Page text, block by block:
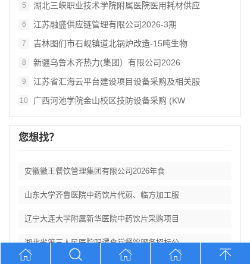
5 湖北三峡职业技术学院附属医院医用耗材供应
6 江苏融盛供应链管理有限公司2026‑3期
7 吉林图们市石岘镇道北锅炉改造‑15吨生物
8 新疆乌鲁木齐热力(集团）有限公司2026
9 江苏省汇海云平台建设项目设备采购及相关服
10 广西河池学院金山校区技防设备采购 (KW
您想找？
安徽徽王餐饮管理集团有限公司2026年食
山东大学齐鲁医院中药饮片代煎、临方加工服
辽宁大连大学附属新华医院中药饮片采购项目
湖北省第三人民医院阳逻食堂餐饮服务招标公